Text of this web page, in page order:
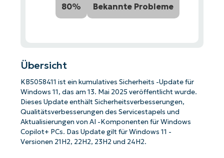
80% Bekannte Probleme
Übersicht
KB5058411 ist ein kumulatives Sicherheits -Update für
Windows 11, das am 13. Mai 2025 veröffentlicht wurde.
Dieses Update enthält Sicherheitsverbesserungen,
Qualitätsverbesserungen des Servicestapels und
Aktualisierungen von AI -Komponenten für Windows
Copilot+ PCs. Das Update gilt für Windows 11 -
Versionen 21H2, 22H2, 23H2 und 24H2.